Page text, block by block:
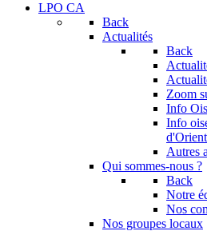
LPO CA
Back
Actualités
Back
Zoom
Info
Info
d'Orient
Autres
Qui sommes-nous ?
Back
Notre
Nos
Nos groupes locaux